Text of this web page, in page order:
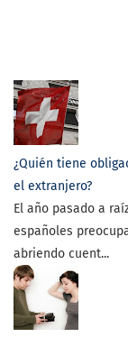
¿Quién tiene
el extranjero?
El año pasado a
españoles
abriendo cuent...